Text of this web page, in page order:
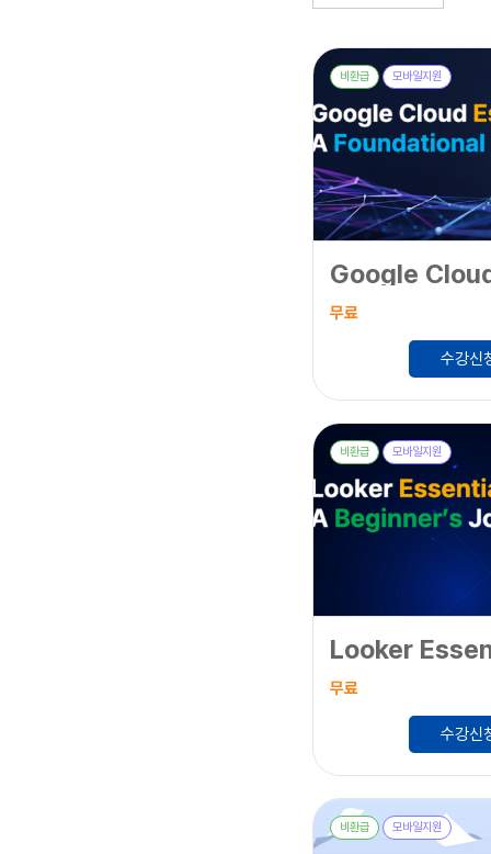
비환급 모바일지원
무료
수강신
비환급 모바일지원
무료
수강신
비환급 모바일지원